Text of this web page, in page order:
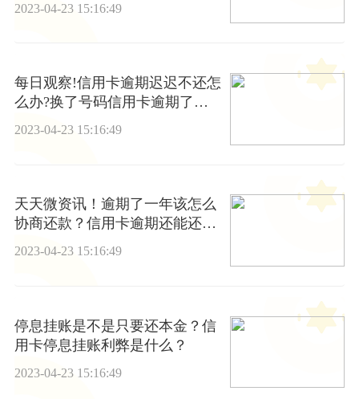
2023-04-23 15:16:49
每日观察!信用卡逾期迟迟不还怎
么办?换了号码信用卡逾期了怎
么办?
2023-04-23 15:16:49
天天微资讯！逾期了一年该怎么
协商还款？信用卡逾期还能还最
低还款吗？
2023-04-23 15:16:49
停息挂账是不是只要还本金？信
用卡停息挂账利弊是什么？
2023-04-23 15:16:49